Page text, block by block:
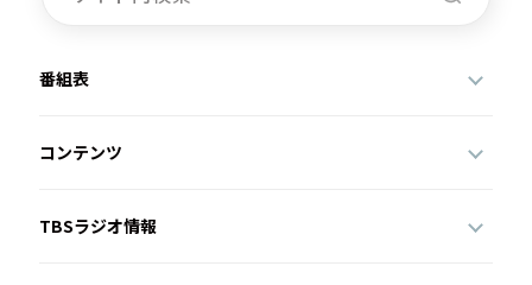
番組表
コンテンツ
TBSラジオ情報